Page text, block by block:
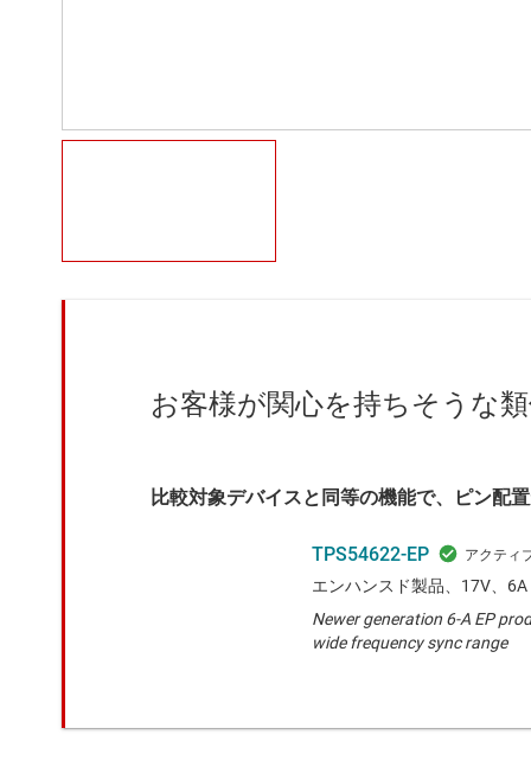
お客様が関心を持ちそうな
比較対象デバイスと同等の機能で、ピン配
TPS54622-EP
エンハンスド製品、17V、
Newer generation 6-A EP
wide frequency sync range